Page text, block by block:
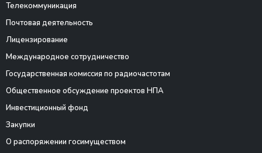
Телекоммуникация
Почтовая деятельность
Лицензирование
Международное сотрудничество
Государственная комиссия по радиочастотам
Общественное обсуждение проектов НПА
Инвестиционный фонд
Закупки
О распоряжении госимуществом